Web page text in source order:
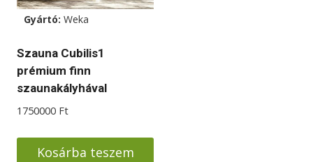
Gyártó: Weka
Szauna Cubilis1
prémium finn
szaunakályhával
1750000 Ft
Kosárba teszem